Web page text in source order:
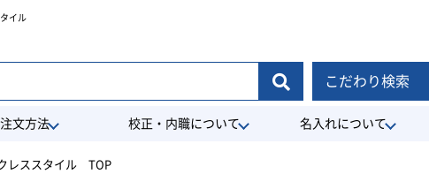
イル
こだわり検索
注文方法 校正・内職について 名入れについて
レススタイル TOP